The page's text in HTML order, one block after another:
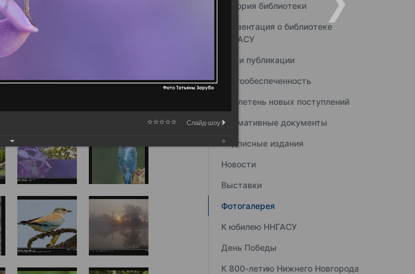
История библиотеки
Презентация о библиотеке
ННГАСУ
Наши публикации
Книгообеспеченность
Бюллетень новых поступлений
Нормативные документы
Подписные издания
Новости
Выставки
Фотогалерея
К юбилею ННГАСУ
День Победы
К 800-летию Нижнего Новгорода
Слайд-шоу: